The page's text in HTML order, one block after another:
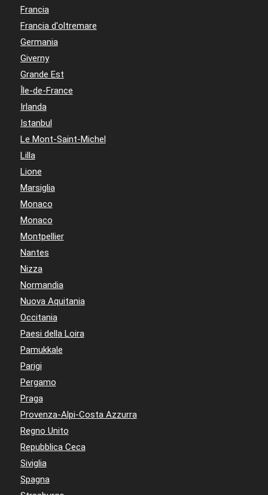
Francia
Francia d'oltremare
Germania
Giverny
Grande Est
Île-de-France
Irlanda
Istanbul
Le Mont-Saint-Michel
Lilla
Lione
Marsiglia
Monaco
Monaco
Montpellier
Nantes
Nizza
Normandia
Nuova Aquitania
Occitania
Paesi della Loira
Pamukkale
Parigi
Pergamo
Praga
Provenza-Alpi-Costa Azzurra
Regno Unito
Repubblica Ceca
Siviglia
Spagna